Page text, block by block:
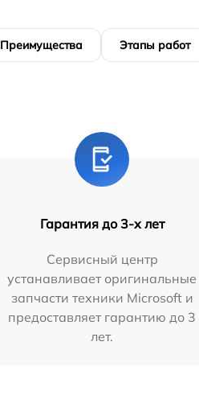
Преимущества Этапы работ
Гарантия до 3-х лет
Сервисный центр
устанавливает оригинальные
запчасти техники Microsoft и
предоставляет гарантию до 3
лет.